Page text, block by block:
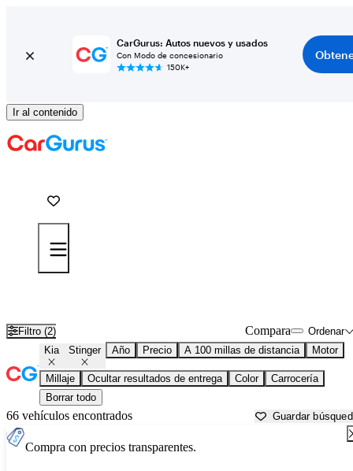
CarGurus: Autos nuevos y usados
Con Modo de concesionario
150K+
Ir al contenido
Filtro (2) Ordenar
Compara
Kia Stinger Año Precio A 100 millas de distancia Motor
Millaje Ocultar resultados de entrega Color
Carrocería
Borrar todo
66 vehículos encontrados Guardar
Compra con precios transparentes.